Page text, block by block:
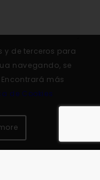
y de terceros para
navegando, se
más
de Cookies